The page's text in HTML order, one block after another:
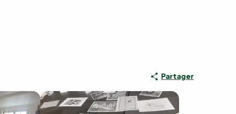
Partager